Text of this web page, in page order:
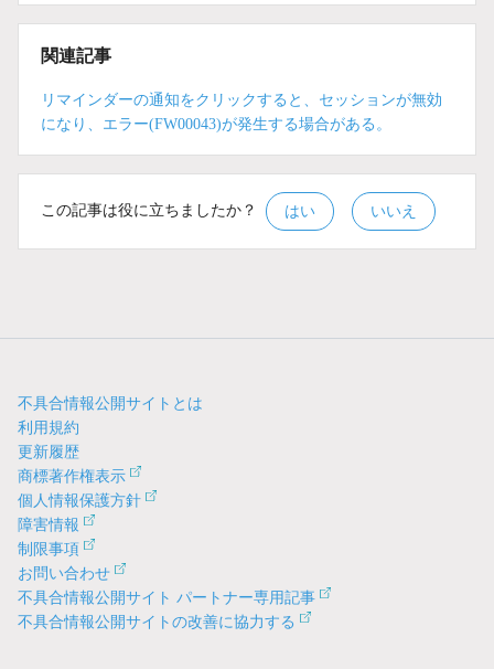
関連記事
リマインダーの通知をクリックすると、セッションが無効
になり、エラー(FW00043)が発生する場合がある。
この記事は役に立ちましたか？ はい いいえ
不具合情報公開サイトとは
利用規約
更新履歴
商標著作権表示
個人情報保護方針
障害情報
制限事項
お問い合わせ
不具合情報公開サイト パートナー専用記事
不具合情報公開サイトの改善に協力する